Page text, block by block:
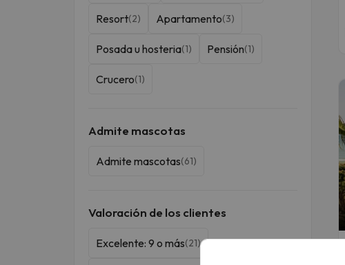
Resort(2) Apartamento(3)
Posada u hosteria(1) Pensión(1)
Crucero(1)
Admite mascotas
Admite mascotas(61)
Valoración de los clientes
Excelente: 9 o más(21)